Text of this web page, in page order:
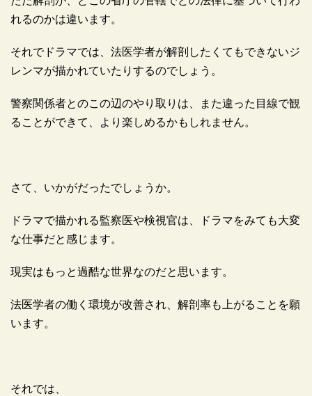
れるのかは違います。
それでドラマでは、法医学者が解剖したくてもできないジ
レンマが描かれていたりするのでしょう。
警察関係者とのこの辺のやり取りは、また違った目線で観
ることができて、より楽しめるかもしれません。
さて、いかがだったでしょうか。
ドラマで描かれる監察医や検視官は、ドラマをみても大変
な仕事だと感じます。
現実はもっと過酷な世界なのだと思います。
法医学者の働く環境が改善され、解剖率も上がることを願
います。
それでは、